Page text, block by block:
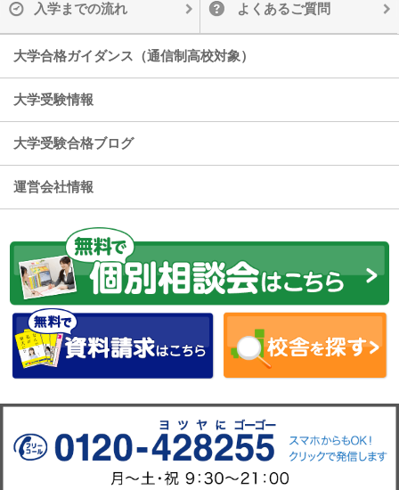
入学までの流れ よくあるご質問
大学合格ガイダンス（通信制高校対象）
大学受験情報
大学受験合格ブログ
運営会社情報